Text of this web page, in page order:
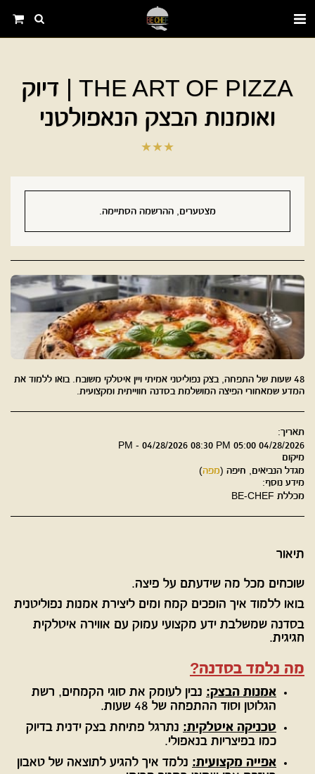
THE ART OF PIZZA | דיוק
ואומנות הבצק הנאפולטני
★
★
★
מצטערים, ההרשמה הסתיימה.
48 שעות של התפחה, בצק נפוליטני אמיתי ויין איטלקי משובח. בואו ללמוד את
המדע שמאחורי הפיצה המושלמת בסדנה חווייתית ומקצועית.
תאריך:
04/28/2026 05:00 PM - 04/28/2026 08:30 PM
מיקום
מגדל הנביאים, חיפה (מפה)
מידע נוסף:
מכללת BE-CHEF
תיאור
שוכחים מכל מה שידעתם על פיצה.
בואו ללמוד איך הופכים קמח ומים ליצירת אמנות נפוליטנית
בסדנה שמשלבת ידע מקצועי עמוק עם אווירה איטלקית
חגיגית.
מה נלמד בסדנה?
אמנות הבצק: נבין לעומק את סוגי הקמחים, רשת
הגלוטן וסוד ההתפחה של 48 שעות.
טכניקה איטלקית: נתרגל פתיחת בצק ידנית בדיוק
כמו בפיצריות בנאפולי.
אפייה מקצועית: נלמד איך להגיע לתוצאה של טאבון